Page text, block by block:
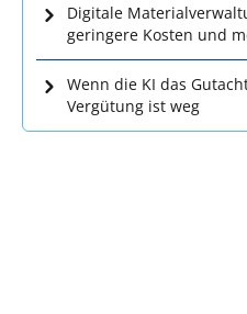
Digitale
geringere Kosten und
Wenn die KI das
Vergütung ist weg